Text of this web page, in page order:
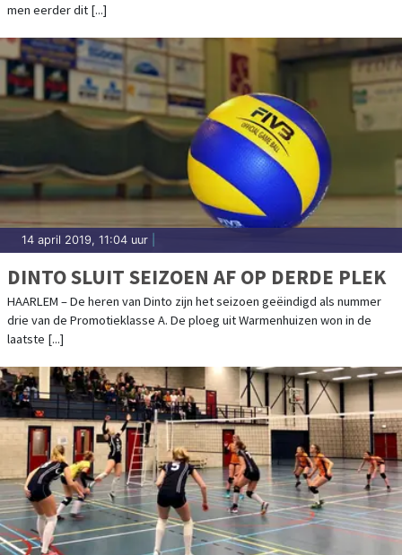
men eerder dit [...]
14 april 2019, 11:04 uur
DINTO SLUIT SEIZOEN AF OP DERDE PLEK
HAARLEM – De heren van Dinto zijn het seizoen geëindigd als nummer
drie van de Promotieklasse A. De ploeg uit Warmenhuizen won in de
laatste [...]